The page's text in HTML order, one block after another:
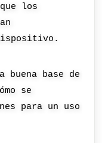
los
buena base de
se
para un uso